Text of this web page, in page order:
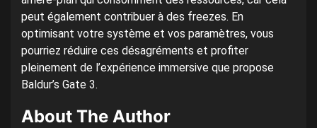
peut également contribuer à des freezes. En
optimisant votre système et vos paramètres, vous
pourriez réduire ces désagréments et profiter
pleinement de l’expérience immersive que propose
Baldur’s Gate 3.
About The Author